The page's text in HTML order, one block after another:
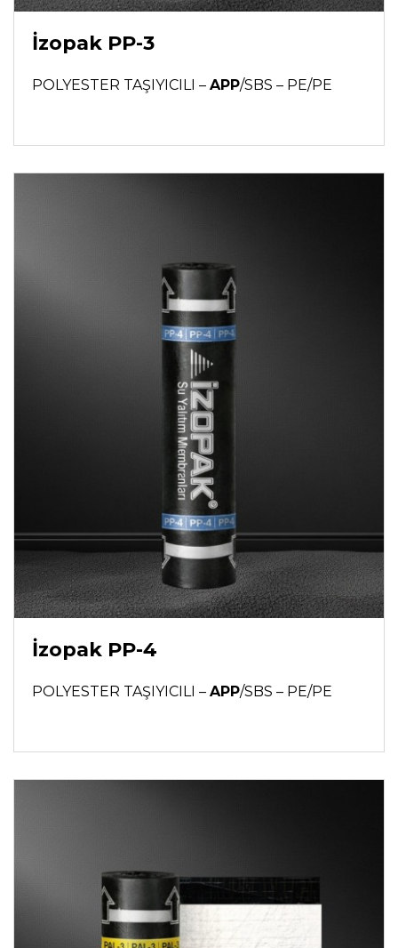
İzopak PP-3
POLYESTER TAŞIYICILI – APP/SBS – PE/PE
İzopak PP-4
POLYESTER TAŞIYICILI – APP/SBS – PE/PE